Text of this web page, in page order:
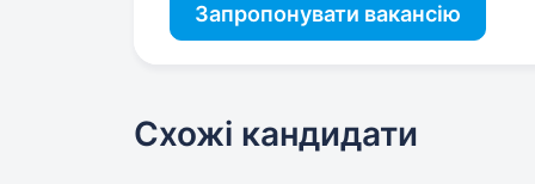
Запропонувати вакансію
Схожі кандидати